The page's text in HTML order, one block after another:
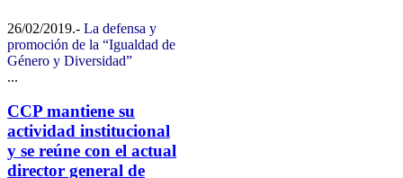
26/02/2019.- La defensa y
promoción de la “Igualdad de
Género y Diversidad”
...
CCP mantiene su
actividad institucional
y se reúne con el actual
director general de